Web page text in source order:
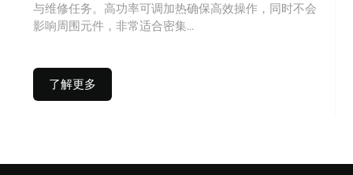
与维修任务。高功率可调加热确保高效操作，同时不会
影响周围元件，非常适合密集...
了解更多